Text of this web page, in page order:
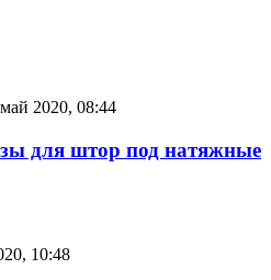
2020, 08:44
для штор под натяжные
10:48